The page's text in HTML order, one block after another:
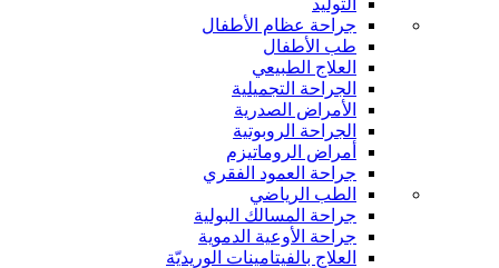
جراحة عظام الأطفال
طب الأطفال
العلاج الطبيعي
الجراحة التجميلية
الأمراض الصدرية
الجراحة الروبوتية
أمراض الروماتيزم
جراحة العمود الفقري
الطب الرياضي
جراحة المسالك البولية
جراحة الأوعية الدموية
العلاج بالفيتامينات الوريديّة